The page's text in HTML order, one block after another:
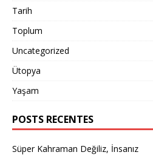
Tarih
Toplum
Uncategorized
Ütopya
Yaşam
POSTS RECENTES
Süper Kahraman Değiliz, İnsanız